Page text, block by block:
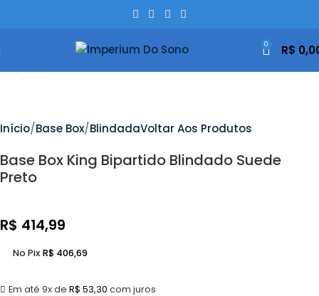
0 R$
Início Base Box BlindadaVoltar Aos Produtos
Base Box King Bipartido Blindado Suede
Preto
R$ 414,99
Em até 9x de R$ 53,30 com juros
No Pix R$406,69